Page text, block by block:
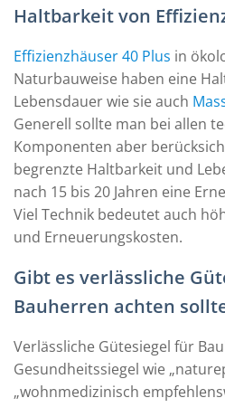
Haltbarkeit von
Effizienzhäuser 40 Plus in
Naturbauweise haben eine
Lebensdauer wie sie auch
Generell sollte man bei allen
Komponenten aber
begrenzte Haltbarkeit und
nach 15 bis 20 Jahren eine
Viel Technik bedeutet auch
und Erneuerungskosten.
Gibt es verlässliche
Bauherren achten
Verlässliche Gütesiegel für
Gesundheitssiegel wie
„wohnmedizinisch